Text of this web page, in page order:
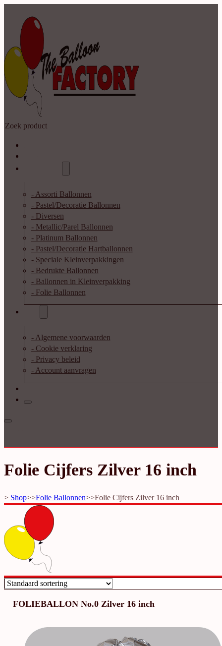
Zoeken
- Assorti Ballonnen
- Pastel/Decoratie Ballonnen
- Diversen
- Metallic/Parel Ballonnen
- Platinum Ballonnen
- Pastel/Decoratie Hartballonnen
- Speciale Kleinverpakkingen
- Bedrukte Ballonnen
- Ballonnen in Kleinverpakking
- Folie Ballonnen
- Algemene voorwaarden
- Cookie verklaring
- Privacy beleid
- Account aanvragen
Folie Cijfers Zilver 16 inch
> Shop>>Folie Ballonnen>>Folie Cijfers Zilver 16 inch
FOLIEBALLON No.0 Zilver 16 inch